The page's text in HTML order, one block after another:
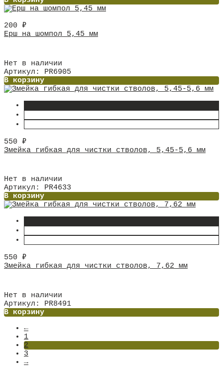
200 ₽
Ерш на шомпол 5,45 мм
Нет в наличии
Артикул: PR6905
В корзину
550 ₽
Змейка гибкая для чистки стволов, 5,45-5,6 мм
Нет в наличии
Артикул: PR4633
В корзину
550 ₽
Змейка гибкая для чистки стволов, 7,62 мм
Нет в наличии
Артикул: PR8491
В корзину
←
1
2
3
→